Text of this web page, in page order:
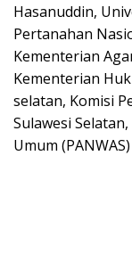
Hasanuddin,
Pertanahan
Kementerian
Kementerian
selatan, Komisi
Sulawesi
Umum